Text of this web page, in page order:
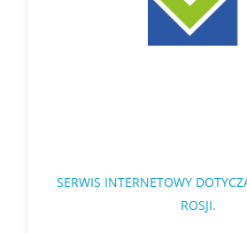
SERWIS INTERNETOWY
ROSJI.